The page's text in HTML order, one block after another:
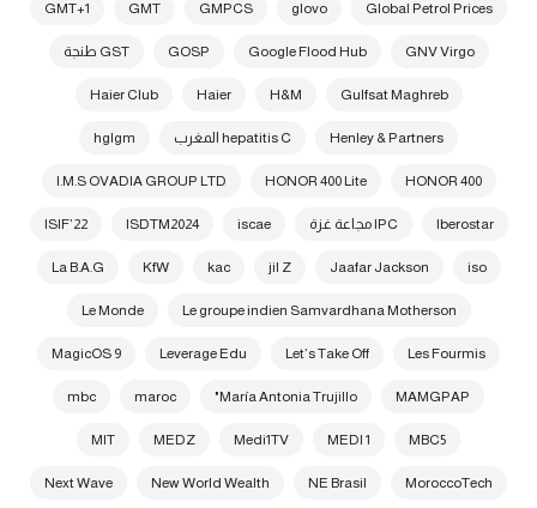
Global Petrol Prices
glovo
GMPCS
GMT
GMT+1
GNV Virgo
Google Flood Hub
GOSP GST طنجة
Gulfsat Maghreb
H&M
Haier
Haier Club
Henley & Partners hepatitis C المغرب hglgm
HONOR 400
HONOR 400 Lite
I.M.S OVADIA GROUP LTD
Iberostar IPC مجاعة غزة iscae
ISDTM2024
ISIF’22
iso
Jaafar Jackson
jil Z
kac
KfW
La B.A.G
Le groupe indien Samvardhana Motherson
Le Monde
Les Fourmis
Let’s Take Off
Leverage Edu
MagicOS 9
MAMGPAP
María Antonia Trujillo"
maroc
mbc
MBC5
MEDI 1
Medi1TV
MEDZ
MIT
MoroccoTech
NE Brasil
New World Wealth
Next Wave